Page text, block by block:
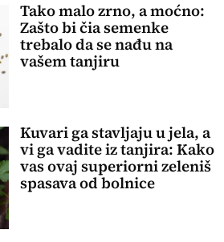
Tako malo zrno, a moćno:
Zašto bi čia semenke
trebalo da se nađu na
vašem tanjiru
Kuvari ga stavljaju u jela, a
vi ga vadite iz tanjira: Kako
vas ovaj superiorni zeleniš
spasava od bolnice